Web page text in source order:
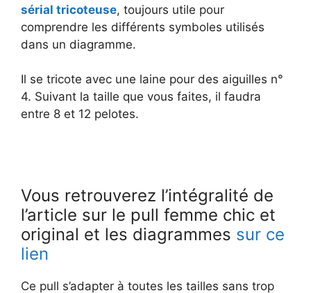
sérial tricoteuse, toujours utile pour
comprendre les différents symboles utilisés
dans un diagramme.
Il se tricote avec une laine pour des aiguilles n°
4. Suivant la taille que vous faites, il faudra
entre 8 et 12 pelotes.
Vous retrouverez l’intégralité de
l’article sur le pull femme chic et
original et les diagrammes sur ce
lien
Ce pull s’adapter à toutes les tailles sans trop